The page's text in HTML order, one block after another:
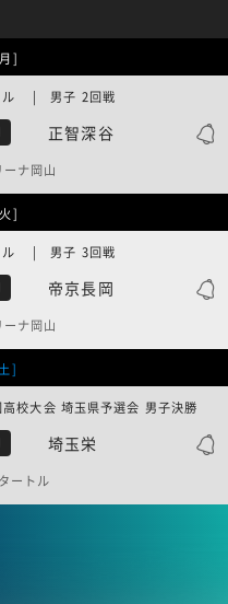
]
正智深谷
ル | 男子 2回戦
ナ岡山
]
帝京長岡
ル | 男子 3回戦
ナ岡山
]
埼玉栄
大会 埼玉県予選会 男子決勝
ートル